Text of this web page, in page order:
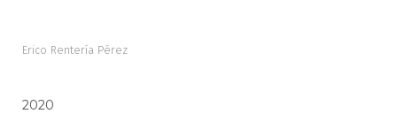
Erico Rentería Pérez
2020